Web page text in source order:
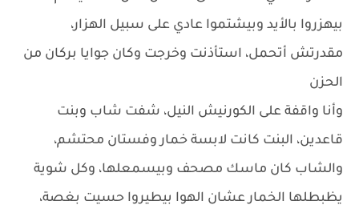
بيهزروا بالأيد وبيشتموا عادي على سبيل الهزار،
مقدرتش أتحمل، استأذنت وخرجت وكان جوايا بركان من
الحزن
وأنا واقفة على الكورنيش النيل، شفت شاب وبنت
قاعدين، البنت كانت لابسة خمار وفستان محتشم،
والشاب كان ماسك مصحف وبيسمعلها، وكل شوية
يظبطلها الخمار عشان الهوا بيطيروا حسيت بغصة،